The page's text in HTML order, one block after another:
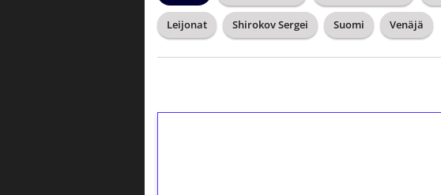
Leijonat Shirokov Sergei Suomi Venäjä